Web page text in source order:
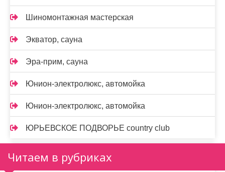
Шиномонтажная мастерская
Экватор, сауна
Эра-прим, сауна
Юнион-электролюкс, автомойка
Юнион-электролюкс, автомойка
ЮРЬЕВСКОЕ ПОДВОРЬЕ country club
Читаем в рубриках